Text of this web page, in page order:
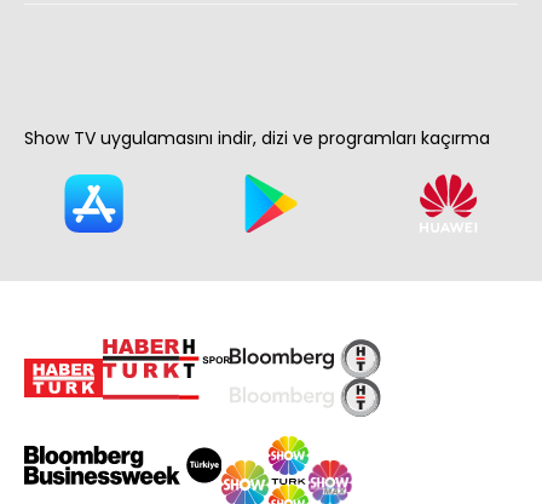
Show TV uygulamasını indir, dizi ve programları kaçırma